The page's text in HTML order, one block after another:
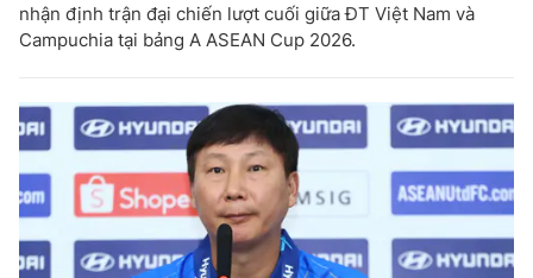
nhận định trận đại chiến lượt cuối giữa ĐT Việt Nam và
Campuchia tại bảng A ASEAN Cup 2026.